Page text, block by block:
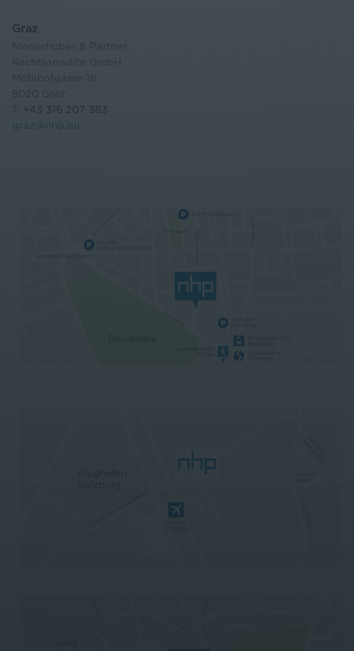
Graz
Niederhuber & Partner
Rechtsanwälte GmbH
Metahofgasse 16
8020 Graz
+43 316 207 383
graz@nhp.eu